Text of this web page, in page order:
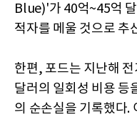
Blue)'가 40억~45억
적자를 메울 것으로 추
한편, 포드는 지난해
달러의 일회성 비용 등
의 순손실을 기록했다.